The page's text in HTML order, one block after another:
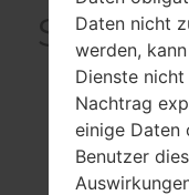
SM-Daten nicht
werden,
Dienste
Nachtrag
einige Daten
Benutzer